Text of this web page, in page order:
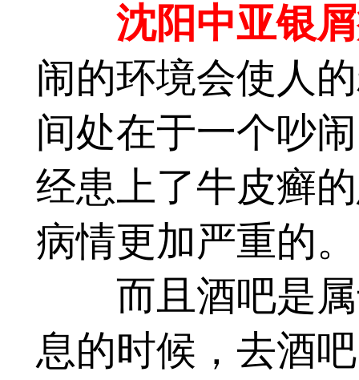
沈阳中亚银
闹的环境会使人
间处在于一个吵
经患上了牛皮癣
病情更加严重的。
而且酒吧是属
息的时候，去酒